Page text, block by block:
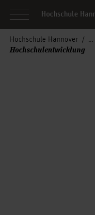
Hochschule
Hochschule Hannover
Hochschulentwicklung